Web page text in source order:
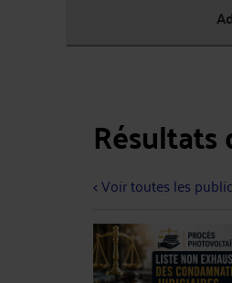
< Voir toutes les